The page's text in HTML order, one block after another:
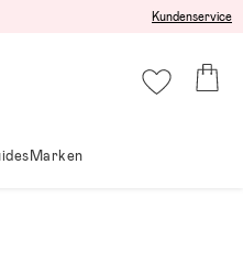
Kundenservice
Marken